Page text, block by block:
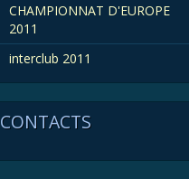
CHAMPIONNAT D'EUROPE
2011
interclub 2011
CONTACTS